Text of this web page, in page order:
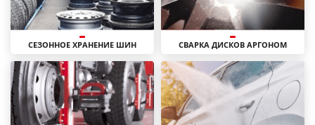
СЕЗОННОЕ ХРАНЕНИЕ ШИН СВАРКА ДИСКОВ АРГОНОМ